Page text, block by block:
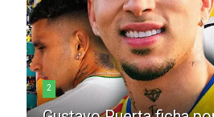
2